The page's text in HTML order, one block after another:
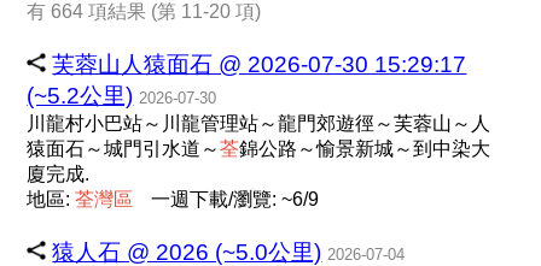
有 664 項結果 (第 11-20 項)
芙蓉山人猿面石 @ 2026-07-30 15:29:17
(~5.2公里) 2026-07-30
川龍村小巴站～川龍管理站～龍門郊遊徑～芙蓉山～人
猿面石～城門引水道～荃錦公路～愉景新城～到中染大
廈完成.
地區:荃灣區 一週下載/瀏覽: ~6/9
猿人石 @ 2026 (~5.0公里) 2026-07-04